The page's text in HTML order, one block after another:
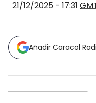
21/12/2025 - 17:31
Añadir Caracol